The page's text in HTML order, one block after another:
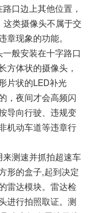
口边上其他位置，
类摄像头不属于交
现象的功能。
般安装在十字路口
方体状的摄像头，
片状的LED补光
，夜间才会高频闪
导向行驶、违规变
机动车道等违章行
测速并抓拍超速车
形的盒子,起到决定
雷达模块。雷达检
进行拍照取证。测